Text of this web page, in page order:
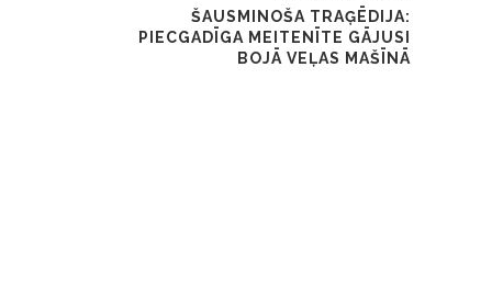
ŠAUSMINOŠA TRAĢĒDIJA:
PIECGADĪGA MEITENĪTE GĀJUSI
BOJĀ VEĻAS MAŠĪNĀ